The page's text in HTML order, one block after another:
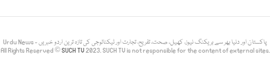
Urdu News - پاکستان اور دنیا بھر سے بریکنگ نیوز، کھیل، صحت، تفریح، تجارت اور ٹیکنالوجی کی تازہ ترین اردو خبریں
All Rights Reserved ©SUCH TV2023. SUCH TV is not responsible for the content of external sites.